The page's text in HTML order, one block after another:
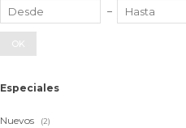
OK
Especiales
Nuevos (2)